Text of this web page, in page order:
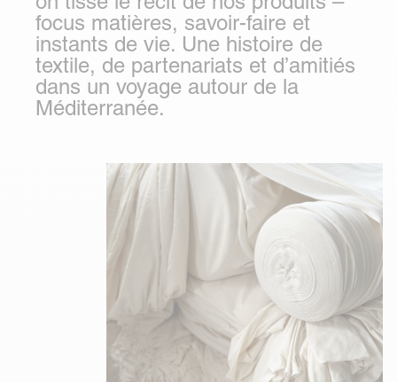
focus matières, savoir-faire et
instants de vie. Une histoire de
textile, de partenariats et d’amitiés
dans un voyage autour de la
Méditerranée.